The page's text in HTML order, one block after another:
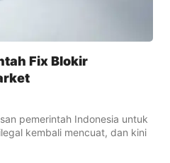
Fix Blokir
pemerintah Indonesia untuk
kembali mencuat, dan kini